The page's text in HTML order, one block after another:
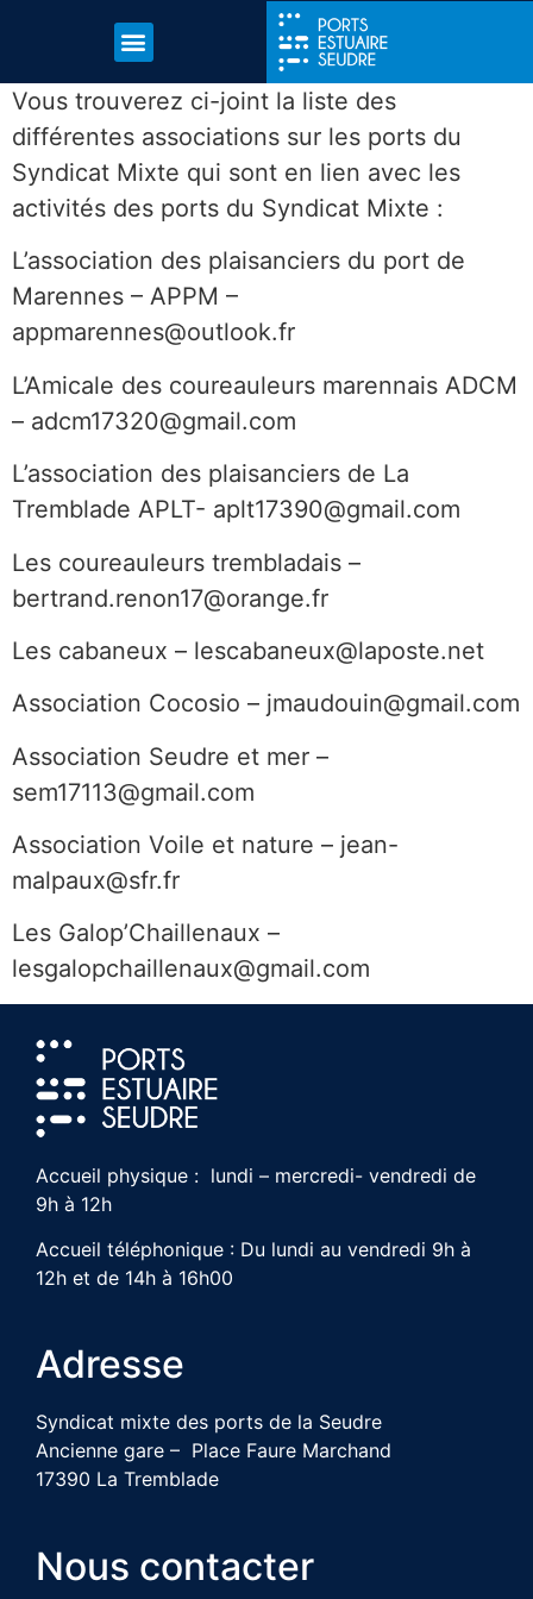
Vous trouverez ci-joint la liste des
différentes associations sur les ports du
Syndicat Mixte qui sont en lien avec les
activités des ports du Syndicat Mixte :
L’association des plaisanciers du port de
Marennes – APPM –
appmarennes@outlook.fr
L’Amicale des coureauleurs marennais ADCM
– adcm17320@gmail.com
L’association des plaisanciers de La
Tremblade APLT- aplt17390@gmail.com
Les coureauleurs trembladais –
bertrand.renon17@orange.fr
Les cabaneux – lescabaneux@laposte.net
Association Cocosio – jmaudouin@gmail.com
Association Seudre et mer –
sem17113@gmail.com
Association Voile et nature – jean-
malpaux@sfr.fr
Les Galop’Chaillenaux –
lesgalopchaillenaux@gmail.com
Accueil physique : lundi – mercredi- vendredi de
9h à 12h
Accueil téléphonique : Du lundi au vendredi 9h à
12h et de 14h à 16h00
Adresse
Syndicat mixte des ports de la Seudre
Ancienne gare – Place Faure Marchand
17390 La Tremblade
Nous contacter